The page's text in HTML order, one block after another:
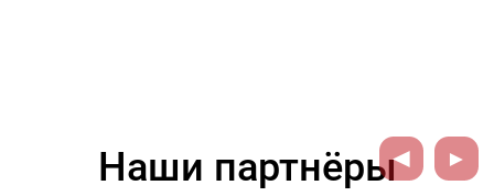
Наши партнёры